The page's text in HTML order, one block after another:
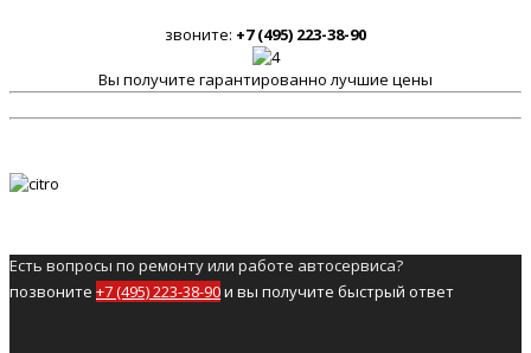
звоните: +7 (495) 223-38-90
Вы получите гарантированно лучшие цены
Есть вопросы по ремонту или работе автосервиса?
позвоните +7 (495) 223-38-90и вы получите быстрый ответ